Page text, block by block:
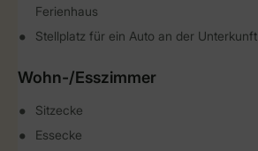
Ferienhaus
Stellplatz für ein Auto an der Unterkunft
Wohn-/Esszimmer
Sitzecke
Essecke